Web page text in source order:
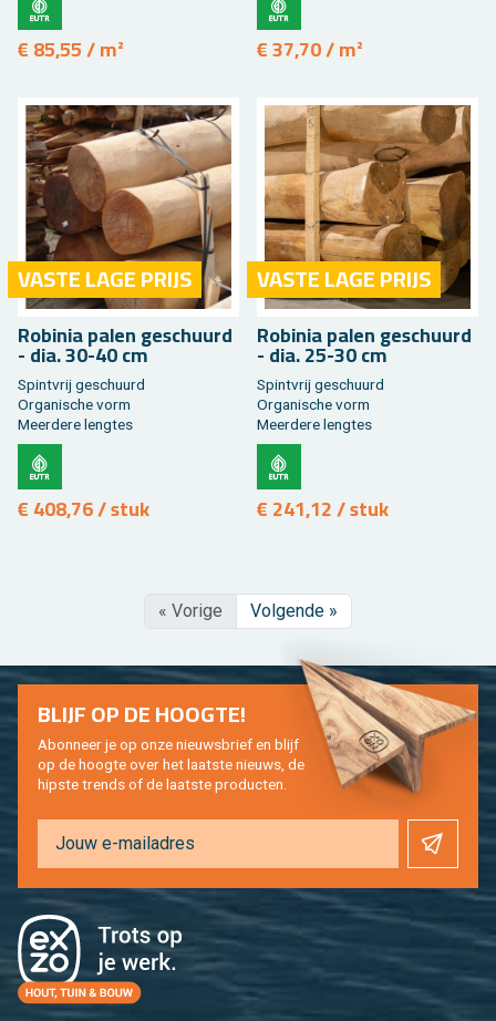
€ 85,55 / m² € 37,70 / m²
VASTE LAGE PRIJS
Ro­bi­nia palen ge­schuurd
- dia. 30-40 cm
Spint­vrij ge­schuurd
Or­ga­ni­sche vorm
Meer­de­re leng­tes
€ 408,76 / stuk
VASTE LAGE PRIJS
Ro­bi­nia palen ge­schuurd
- dia. 25-30 cm
Spint­vrij ge­schuurd
Or­ga­ni­sche vorm
Meer­de­re leng­tes
€ 241,12 / stuk
« Vo­ri­ge Vol­gen­de »
BLIJF OP DE HOOG­TE!
Abon­neer je op onze nieuws­brief en blijf
op de hoog­te over het laat­ste nieuws, de
hip­s­te trends of de laat­ste pro­duc­ten.